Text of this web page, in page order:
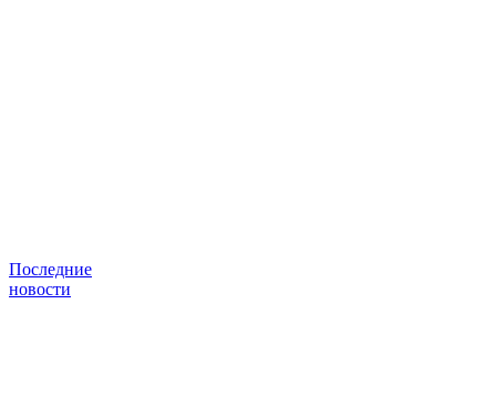
Последние
новости